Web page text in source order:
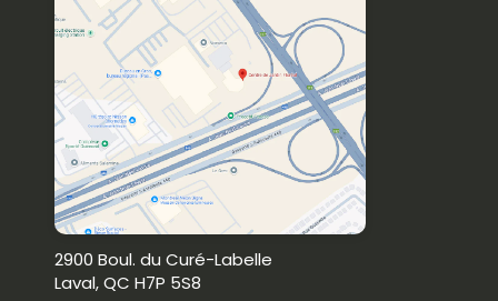
2900 Boul. du Curé-Labelle
Laval, QC H7P 5S8